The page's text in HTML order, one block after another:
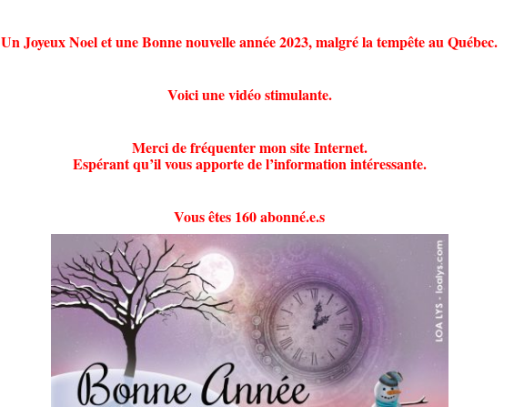
Un Joyeux Noel et une Bonne nouvelle année 2023, malgré la tempête au Québec.
Voici une vidéo stimulante.
Merci de fréquenter mon site Internet.
Espérant qu’il vous apporte de l’information intéressante.
Vous êtes 160 abonné.e.s